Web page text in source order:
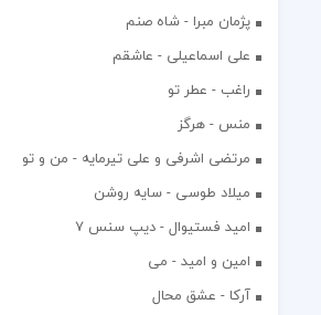
پژمان مبرا - شاه صنم
علی اسماعیلی - عاشقم
راغب - عطر تو
منس - هرگز
مرتضی اشرفی و علی تیرمایه - من و تو
میلاد طوسی - سایه روشن
اميد فستيوال - ديپ سنس ۷
امین و امید - می
آرکا - عشق محال